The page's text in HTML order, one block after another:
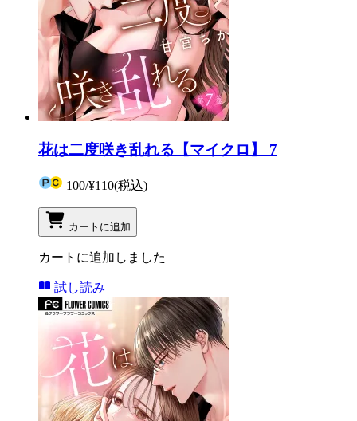
花は二度咲き乱れる【マイクロ】 7
100/¥110(税込)
カートに追加
カートに追加しました
試し読み